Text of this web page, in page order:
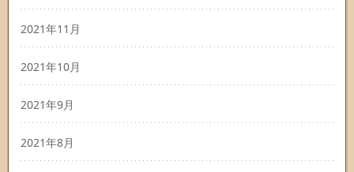
2021年11月
2021年10月
2021年9月
2021年8月